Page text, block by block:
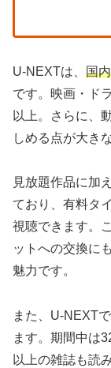
U-NEXTは、 国
です。映画・ド
以上。さらに、
しめる点が大き
見放題作品に加
ており、有料タ
視聴できます。
ットへの交換に
魅力です。
また、U-NEXT
ます。期間中は
以上の雑誌も読